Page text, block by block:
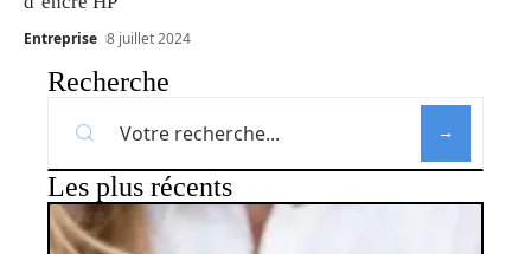
Entreprise 8 juillet 2024
Recherche
Les plus récents